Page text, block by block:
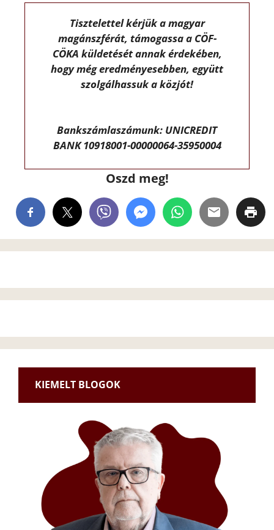
Tisztelettel kérjük a magyar
magánszférát, támogassa a CÖF-
CÖKA küldetését annak érdekében,
hogy még eredményesebben, együtt
szolgálhassuk a közjót!
Bankszámlaszámunk: UNICREDIT
BANK 10918001-00000064-35950004
Oszd meg!
KIEMELT BLOGOK